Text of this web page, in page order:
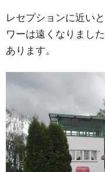
レセプションに近い
ワーは遠くなりまし
あります。